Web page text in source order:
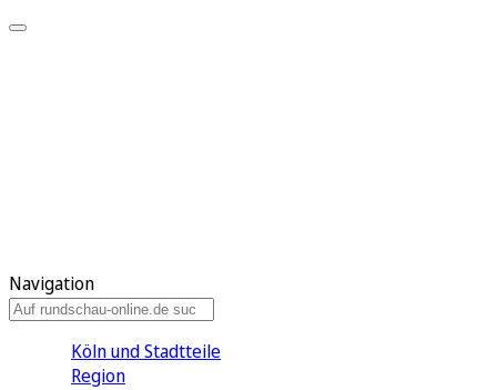
Navigation
Köln und Stadtteile
Region